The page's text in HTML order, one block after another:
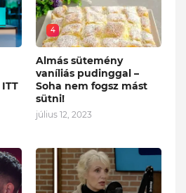
4
Almás sütemény
vaníliás pudinggal –
Soha nem fogsz mást
sütni!
július 12, 2023